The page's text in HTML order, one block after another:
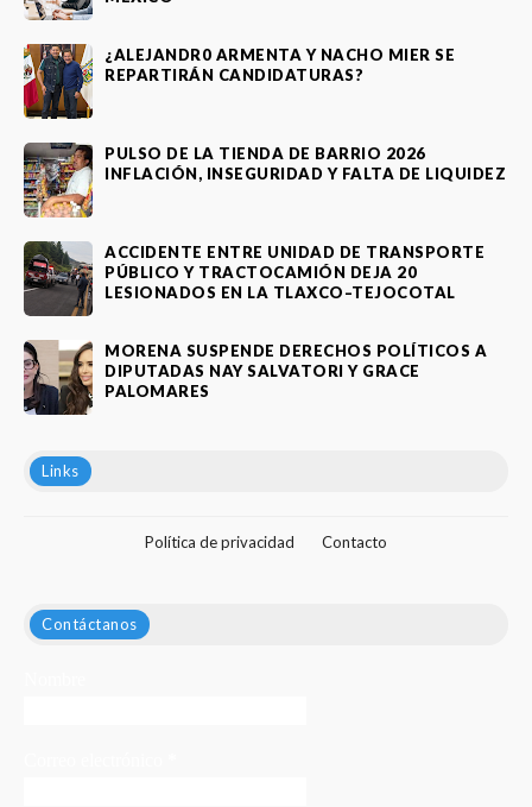
¿ALEJANDR0 ARMENTA Y NACHO MIER SE
REPARTIRÁN CANDIDATURAS?
PULSO DE LA TIENDA DE BARRIO 2026
INFLACIÓN, INSEGURIDAD Y FALTA DE LIQUIDEZ
ACCIDENTE ENTRE UNIDAD DE TRANSPORTE
PÚBLICO Y TRACTOCAMIÓN DEJA 20
LESIONADOS EN LA TLAXCO–TEJOCOTAL
MORENA SUSPENDE DERECHOS POLÍTICOS A
DIPUTADAS NAY SALVATORI Y GRACE
PALOMARES
Links
Política de privacidad Contacto
Contáctanos